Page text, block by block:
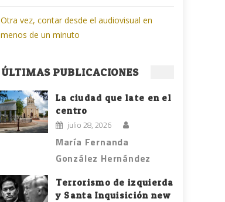
Otra vez, contar desde el audiovisual en
menos de un minuto
ÚLTIMAS PUBLICACIONES
La ciudad que late en el
centro
julio 28, 2026
María Fernanda
González Hernández
Terrorismo de izquierda
y Santa Inquisición new